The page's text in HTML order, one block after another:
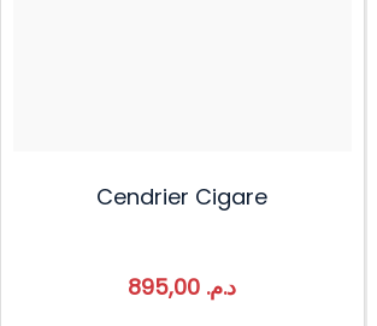
Cendrier Cigare
د.م.